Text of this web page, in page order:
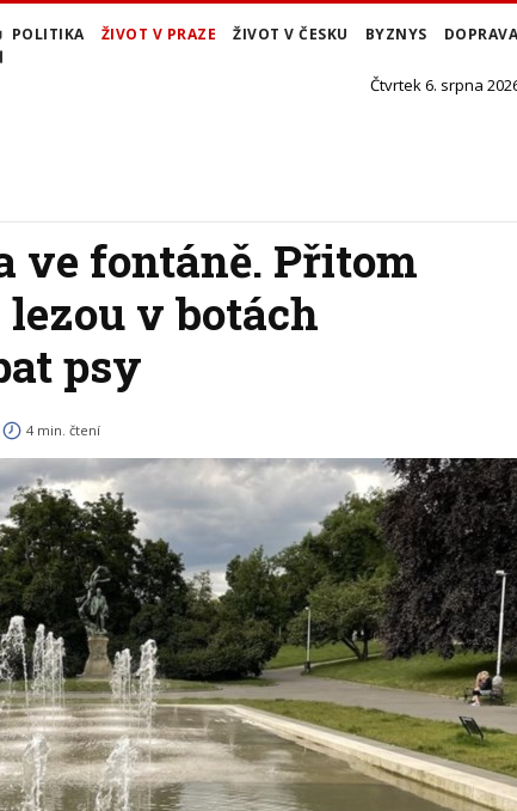
POLITIKA ŽIVOT V PRAZE ŽIVOT V ČESKU BYZNYS DOPRAVA
Čtvrtek 6. srpna
ve fontáně. Přitom
v botách
psy
4 min. čtení